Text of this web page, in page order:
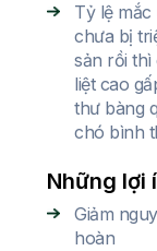
Tỷ lệ
chưa bị
sản rồi thì
liệt cao
thư bàng
chó bình
Những lợi
Giảm
hoàn